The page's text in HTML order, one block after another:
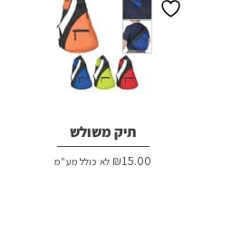
תיק משולש
₪15.00 לא כולל מע"מ